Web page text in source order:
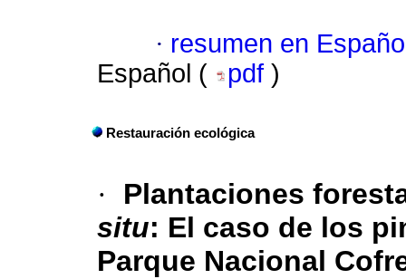
· resumen en
Español (
pdf )
Restauración ecológica
·
Plantaciones
situ: El caso de los
Parque Nacional